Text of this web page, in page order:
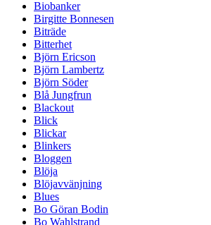
Biobanker
Birgitte Bonnesen
Biträde
Bitterhet
Björn Ericson
Björn Lambertz
Björn Söder
Blå Jungfrun
Blackout
Blick
Blickar
Blinkers
Bloggen
Blöja
Blöjavvänjning
Blues
Bo Göran Bodin
Bo Wahlstrand